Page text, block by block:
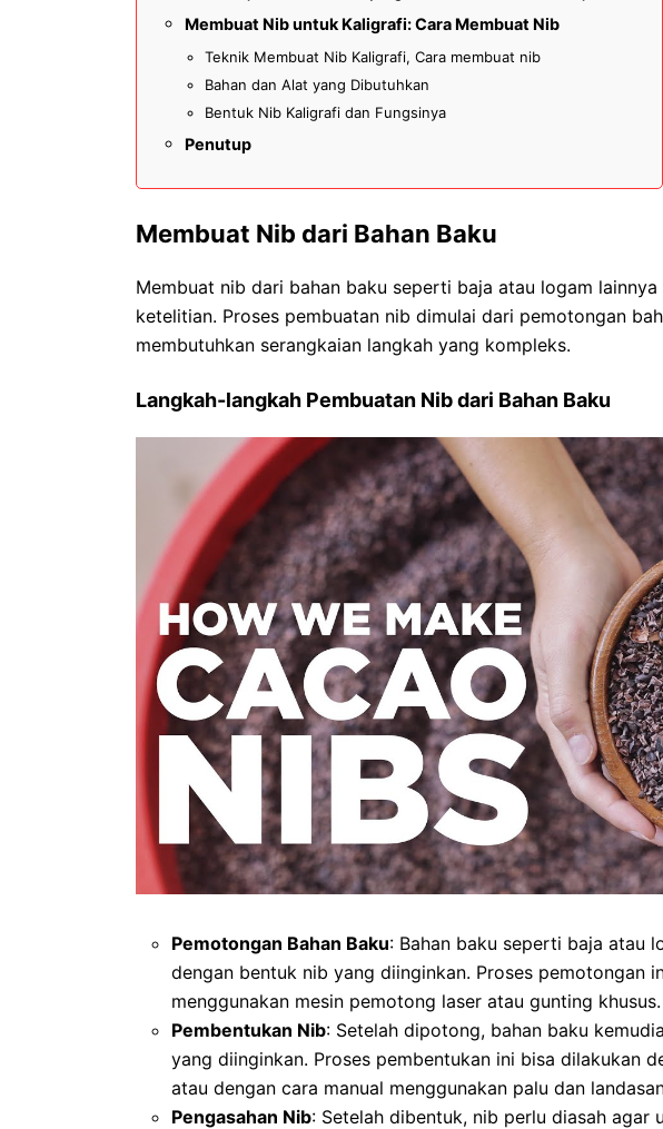
Membuat Nib untuk Kaligrafi: Cara Membuat Nib
Teknik Membuat Nib Kaligrafi, Cara membuat nib
Bahan dan Alat yang Dibutuhkan
Bentuk Nib Kaligrafi dan Fungsinya
Penutup
Membuat Nib dari Bahan Baku
Membuat nib dari bahan baku seperti baja atau logam
ketelitian. Proses pembuatan nib dimulai dari pemotongan
membutuhkan serangkaian langkah yang kompleks.
Langkah-langkah Pembuatan Nib dari Bahan Baku
Pemotongan Bahan Baku: Bahan baku seperti baja atau
dengan bentuk nib yang diinginkan. Proses pemotongan
menggunakan mesin pemotong laser atau gunting khusus.
Pembentukan Nib: Setelah dipotong, bahan baku
yang diinginkan. Proses pembentukan ini bisa dilakukan
atau dengan cara manual menggunakan palu dan
Pengasahan Nib: Setelah dibentuk, nib perlu diasah agar